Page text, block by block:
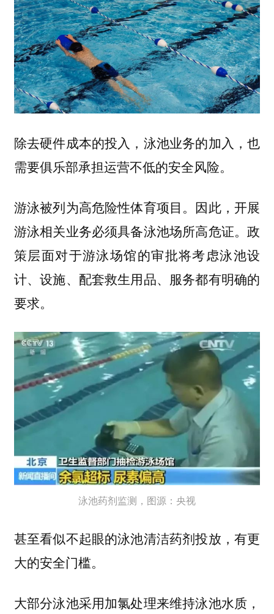
除去硬件成本的投入，泳池业务的加入，也
需要俱乐部承担运营不低的安全风险。
游泳被列为高危险性体育项目。因此，开展
游泳相关业务必须具备泳池场所高危证。政
策层面对于游泳场馆的审批将考虑泳池设
计、设施、配套救生用品、服务都有明确的
要求。
泳池药剂监测，图源：央视
甚至看似不起眼的泳池清洁药剂投放，有更
大的安全门槛。
大部分泳池采用加氯处理来维持泳池水质，